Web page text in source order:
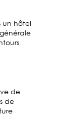
un hôtel
de
de